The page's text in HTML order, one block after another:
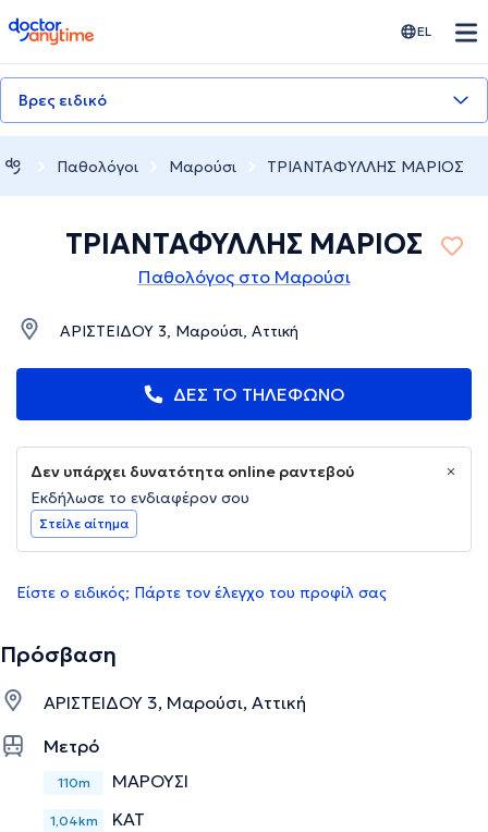
doctoranytime EL
Βρες ειδικό
Παθολόγοι Μαρούσι ΤΡΙΑΝΤΑΦΥΛΛΗΣ ΜΑΡΙΟΣ
ΤΡΙΑΝΤΑΦΥΛΛΗΣ ΜΑΡΙΟΣ
Παθολόγος στο Μαρούσι
ΑΡΙΣΤΕΙΔΟΥ 3, Μαρούσι, Αττική
ΔΕΣ ΤΟ ΤΗΛΕΦΩΝΟ
Δεν υπάρχει δυνατότητα online ραντεβού
Εκδήλωσε το ενδιαφέρον σου
Στείλε αίτημα
Είστε ο ειδικός; Πάρτε τον έλεγχο του προφίλ σας
Πρόσβαση
ΑΡΙΣΤΕΙΔΟΥ 3, Μαρούσι, Αττική
Μετρό
110m ΜΑΡΟΥΣΙ
1,04km ΚΑΤ